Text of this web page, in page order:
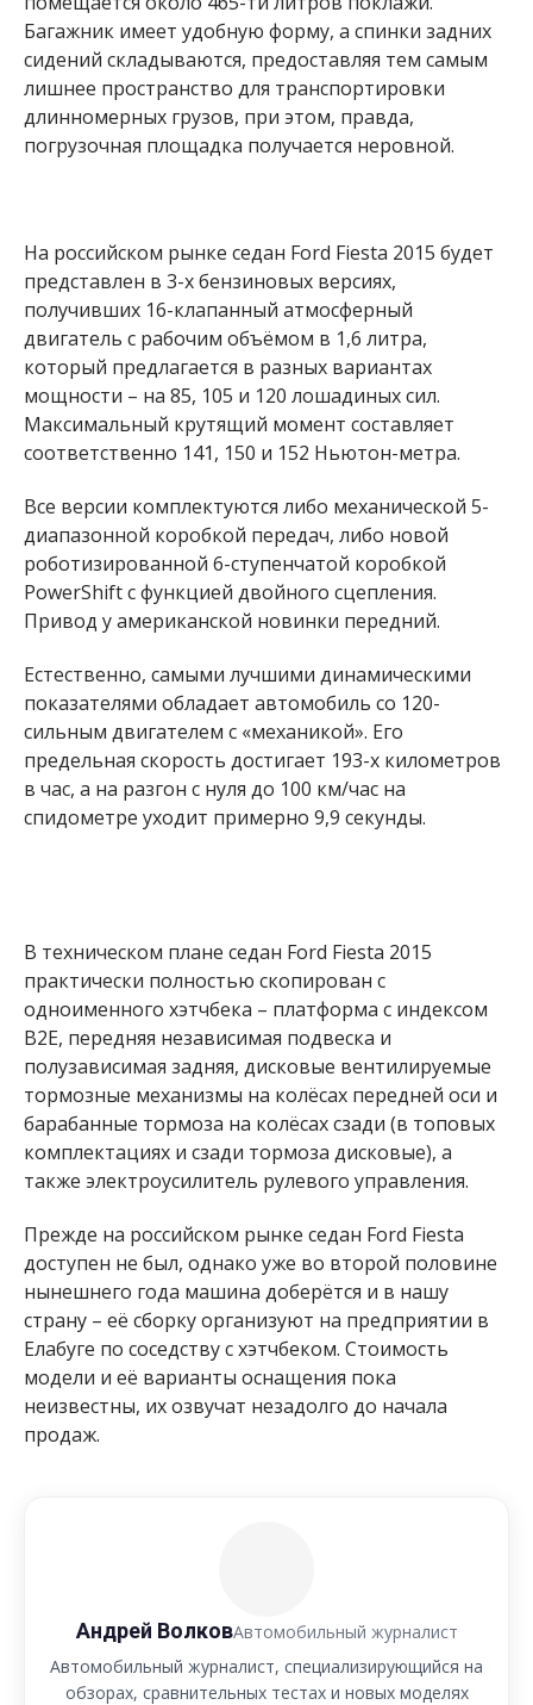
Багажник имеет удобную форму, а спинки задних
сидений складываются, предоставляя тем самым
лишнее пространство для транспортировки
длинномерных грузов, при этом, правда,
погрузочная площадка получается неровной.
На российском рынке седан Ford Fiesta 2015 будет
представлен в 3-х бензиновых версиях,
получивших 16-клапанный атмосферный
двигатель с рабочим объёмом в 1,6 литра,
который предлагается в разных вариантах
мощности – на 85, 105 и 120 лошадиных сил.
Максимальный крутящий момент составляет
соответственно 141, 150 и 152 Ньютон-метра.
Все версии комплектуются либо механической 5-
диапазонной коробкой передач, либо новой
роботизированной 6-ступенчатой коробкой
PowerShift с функцией двойного сцепления.
Привод у американской новинки передний.
Естественно, самыми лучшими динамическими
показателями обладает автомобиль со 120-
сильным двигателем с «механикой». Его
предельная скорость достигает 193-х километров
в час, а на разгон с нуля до 100 км/час на
спидометре уходит примерно 9,9 секунды.
В техническом плане седан Ford Fiesta 2015
практически полностью скопирован с
одноименного хэтчбека – платформа с индексом
B2E, передняя независимая подвеска и
полузависимая задняя, дисковые вентилируемые
тормозные механизмы на колёсах передней оси и
барабанные тормоза на колёсах сзади (в топовых
комплектациях и сзади тормоза дисковые), а
также электроусилитель рулевого управления.
Прежде на российском рынке седан Ford Fiesta
доступен не был, однако уже во второй половине
нынешнего года машина доберётся и в нашу
страну – её сборку организуют на предприятии в
Елабуге по соседству с хэтчбеком. Стоимость
модели и её варианты оснащения пока
неизвестны, их озвучат незадолго до начала
продаж.
Андрей ВолковАвтомобильный журналист
Автомобильный журналист, специализирующийся на
обзорах, сравнительных тестах и новых моделях